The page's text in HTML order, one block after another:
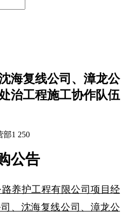
海复线公司、漳龙公
治工程施工协作队伍
部1 250
公告
养护工程有限公司项目经
、沈海复线公司、漳龙公